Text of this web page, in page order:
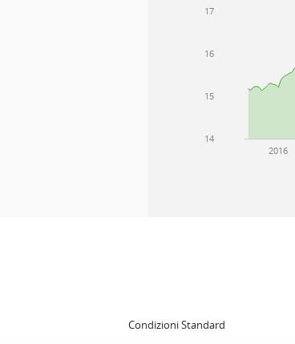
2016
14
15
16
17
Condizioni Standard